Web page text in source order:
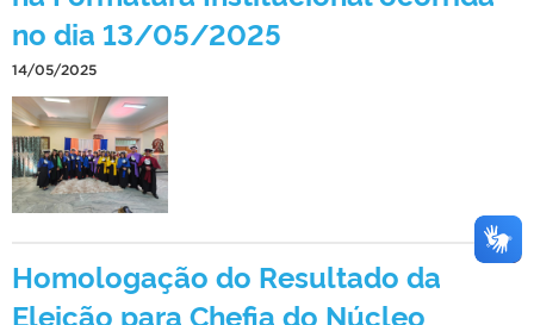
no dia 13/05/2025
14/05/2025
Homologação do Resultado da
Eleição para Chefia do Núcleo